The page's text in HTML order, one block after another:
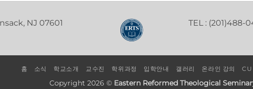
NJ 07601 TEL :
홈 소식 학교소개 교수진 학위과정 입학안내 갤러리 온라인 강의 CU
Copyright 2026 © Eastern Reformed Theological